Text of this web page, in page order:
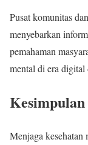
Pusat komunitas
menyebarkan
pemahaman
mental di era digital
Kesimpulan
Menjaga kesehatan